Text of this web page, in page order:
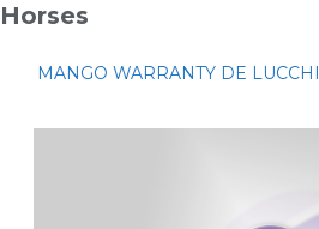
Horses
MANGO WARRANTY DE LUCCHI